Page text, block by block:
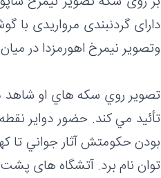
دارای گردنبندی مرواریدی
وتصویر نیمرخ اهورمزدا در
تصوير روي سكه هاي او شاهد
تأئيد مي كند. حضور دواير
بودن حكومتش آثار جواني تا
توان نام برد. آتشگاه های